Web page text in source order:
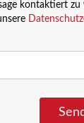
kontaktiert zu